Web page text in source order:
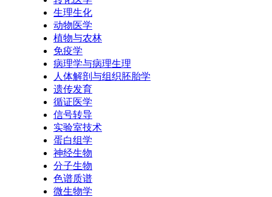
生理生化
动物医学
植物与农林
免疫学
病理学与病理生理
人体解剖与组织胚胎学
遗传发育
循证医学
信号转导
实验室技术
蛋白组学
神经生物
分子生物
色谱质谱
微生物学